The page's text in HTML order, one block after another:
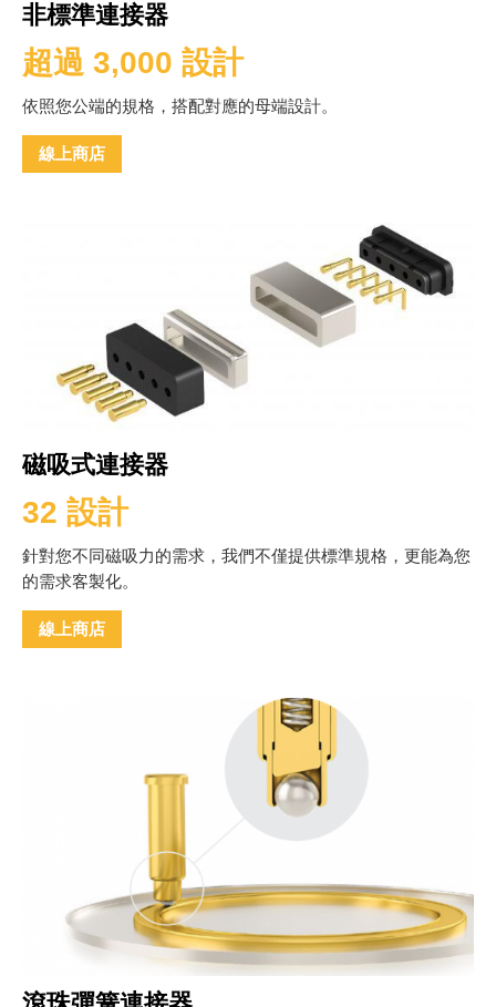
非標準連接器
超過 3,000 設計
依照您公端的規格，搭配對應的母端設計。
線上商店
磁吸式連接器
32 設計
針對您不同磁吸力的需求，我們不僅提供標準規格，更能為您
的需求客製化。
線上商店